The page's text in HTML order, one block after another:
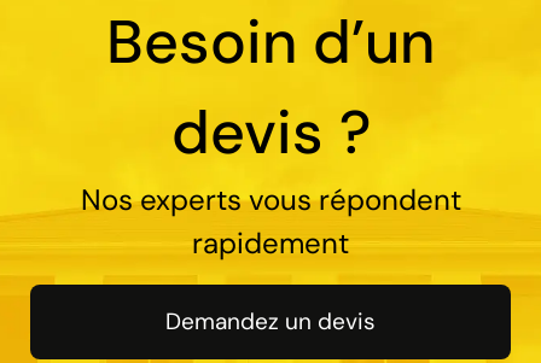
Besoin d’un
devis ?
Nos experts vous répondent
rapidement
Demandez un devis